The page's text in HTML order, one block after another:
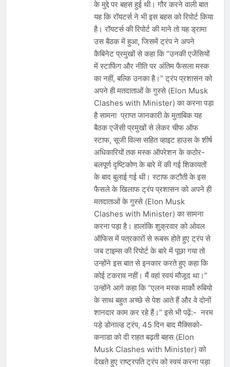
के मुद्दे पर बहस हुई थी। गौर करने वाली बात
यह कि रॉयटर्स ने भी इस बहस को रिपोर्ट किया
है। रॉयटर्स की रिपोर्ट की माने तो यह ड्रामा
उस बैठक में हुआ, जिसमें ट्रंप ने अपने
कैबिनेट प्रमुखों से कहा कि “उनकी एजेंसियों
में स्टाफिंग और नीति पर अंतिम फैसला मस्क
का नहीं, बल्कि उनका है।” ट्रंप प्रशासन को
अपने ही मतदाताओं के गुस्से (Elon Musk
Clashes with Minister) का करना पड़ा
है सामना प्राप्त जानकारी के मुताबिक यह
बैठक एजेंसी प्रमुखों से लेकर चीफ ऑफ
स्टाफ, सूजी विल्स सहित व्हाइट हाउस के शीर्ष
अधिकारियों तक मस्क ऑपरेशन के कठोर-
बलपूर्ण दृष्टिकोण के बारे में की गई शिकायतों
के बाद बुलाई गई थी। स्टाफ कटौती के इस
फैसले के खिलाफ ट्रंप प्रशासन को अपने ही
मतदाताओं के गुस्से (Elon Musk
Clashes with Minister) का सामना
करना पड़ा है। हालांकि शुक्रवार को ओवल
ऑफिस में पत्रकारों से रूबरू होते हुए ट्रंप से
जब टाइम्स की रिपोर्ट के बारे में पूछा गया तो
उन्होंने इस बात से इनकार करते हुए कहा कि
कोई टकराव नहीं। मैं वहां स्वयं मौजूद था।”
उन्होंने आगे कहा कि “एलन मस्क मार्को रुबियो
के साथ बहुत अच्छे से पेश आते हैं और वे दोनों
शानदार काम कर रहे हैं।” इसे भी पढ़ें:- नरम
पड़े डोनाल्ड ट्रंप, 45 दिन बाद मैक्सिको-
कनाडा को दी राहत बढ़ती बहस (Elon
Musk Clashes with Minister) को
देखते हुए राष्ट्रपति ट्रंप को स्वयं करना पड़ा